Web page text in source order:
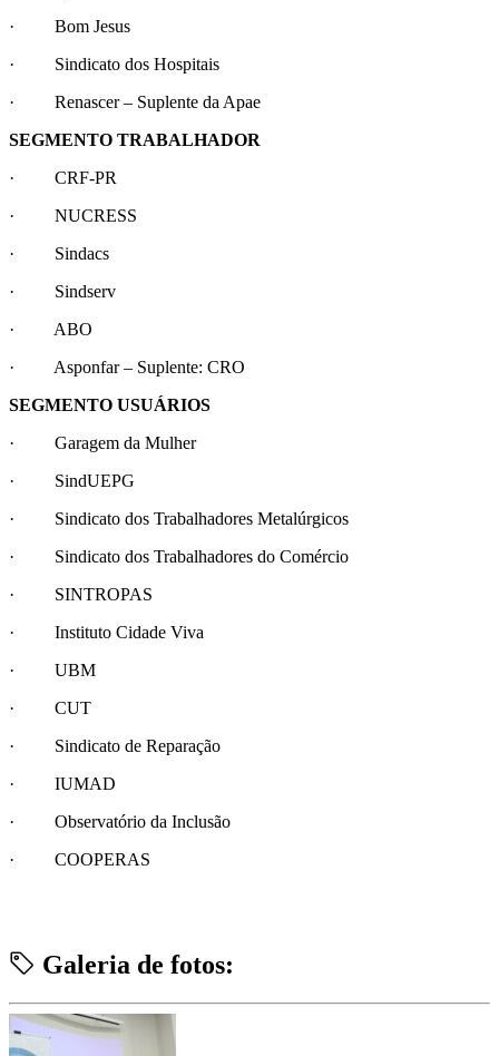
· Bom Jesus
· Sindicato dos Hospitais
· Renascer – Suplente da Apae
SEGMENTO TRABALHADOR
· CRF-PR
· NUCRESS
· Sindacs
· Sindserv
· ABO
· Asponfar – Suplente: CRO
SEGMENTO USUÁRIOS
· Garagem da Mulher
· SindUEPG
· Sindicato dos Trabalhadores Metalúrgicos
· Sindicato dos Trabalhadores do Comércio
· SINTROPAS
· Instituto Cidade Viva
· UBM
· CUT
· Sindicato de Reparação
· IUMAD
· Observatório da Inclusão
· COOPERAS
Galeria de fotos: